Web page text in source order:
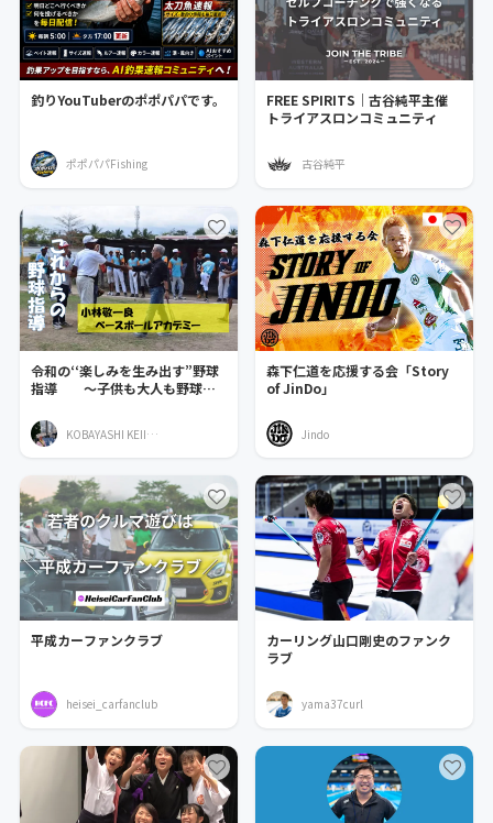
釣りYouTuberのポポパパです。
ポポパパFishing
FREE SPIRITS｜古谷純平主催
トライアスロンコミュニティ
古谷純平
令和の‘‘楽しみを生み出す”野球
指導 ～子供も大人も野球を
KOBAYASHI KEIICHIRO
森下仁道を応援する会「Story
of JinDo」
Jindo
平成カーファンクラブ
heisei_carfanclub
カーリング山口剛史のファンク
ラブ
yama37curl